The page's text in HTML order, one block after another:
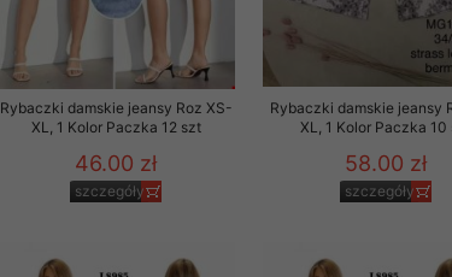
Rybaczki damskie jeansy Roz XS-
XL, 1 Kolor Paczka 12 szt
46.00 zł
szczegóły
Rybaczki damskie jeansy
XL, 1 Kolor Paczka 10
58.00 zł
szczegóły